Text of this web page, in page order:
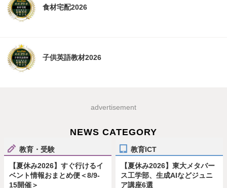
食材宅配2026
子供英語教材2026
advertisement
NEWS CATEGORY
教育・受験
【夏休み2026】すぐ行けるイ
ベント情報おまとめ便＜8/9-
15開催＞
教育ICT
【夏休み2026】東大メタバー
ス工学部、生成AIなどジュニ
ア講座6選